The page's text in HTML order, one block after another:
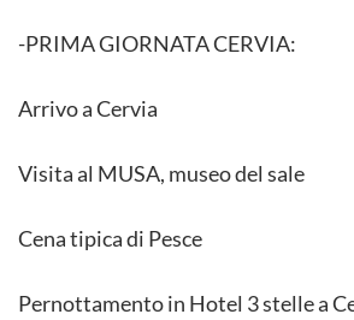
-PRIMA GIORNATA CERVIA:
Arrivo a Cervia
Visita al MUSA, museo del sale
Cena tipica di Pesce
Pernottamento in Hotel 3 stelle a